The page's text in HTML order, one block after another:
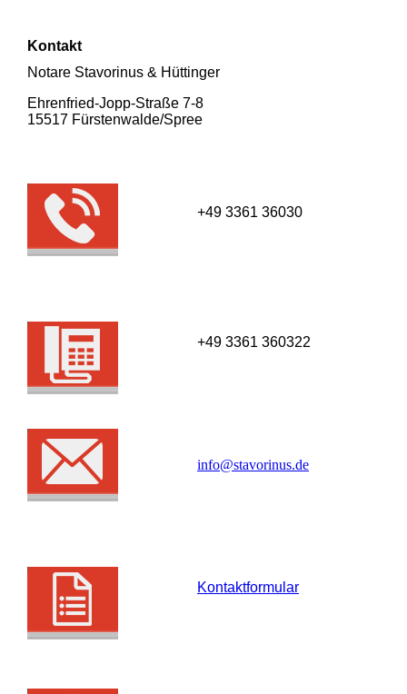
Kontakt
Notare Stavorinus & Hüttinger
Ehrenfried-Jopp-Straße 7-8
15517 Fürsten­walde/­Spree
+49 3361 36030
+49 3361 360322
info@stavorinus.de
Kontaktformular